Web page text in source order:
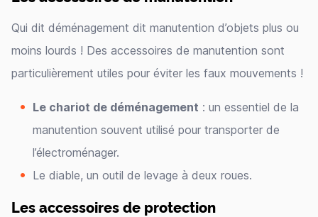
Qui dit déménagement dit manutention d’objets plus ou
moins lourds ! Des accessoires de manutention sont
particulièrement utiles pour éviter les faux mouvements !
Le chariot de déménagement : un essentiel de la
manutention souvent utilisé pour transporter de
l’électroménager.
Le diable, un outil de levage à deux roues.
Les accessoires de protection